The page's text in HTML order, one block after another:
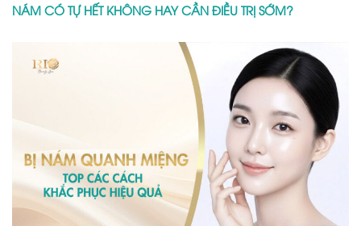
NÁM CÓ TỰ HẾT KHÔNG HAY CẦN ĐIỀU TRỊ SỚM?